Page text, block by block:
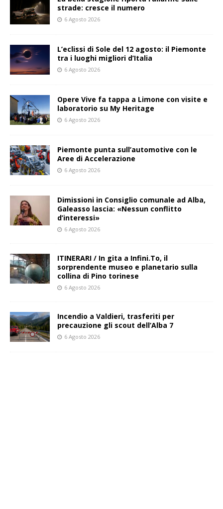
strade: cresce il numero
6 Agosto 2026
L’eclissi di Sole del 12 agosto: il Piemonte
tra i luoghi migliori d’Italia
6 Agosto 2026
Opere Vive fa tappa a Limone con visite e
laboratorio su My Heritage
6 Agosto 2026
Piemonte punta sull’automotive con le
Aree di Accelerazione
6 Agosto 2026
Dimissioni in Consiglio comunale ad Alba,
Galeasso lascia: «Nessun conflitto
d’interessi»
6 Agosto 2026
ITINERARI / In gita a Infini.To, il
sorprendente museo e planetario sulla
collina di Pino torinese
6 Agosto 2026
Incendio a Valdieri, trasferiti per
precauzione gli scout dell’Alba 7
6 Agosto 2026